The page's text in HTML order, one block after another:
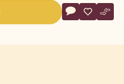
Actions
Yorum yaz
- Chocolate -
Kaydet
- -